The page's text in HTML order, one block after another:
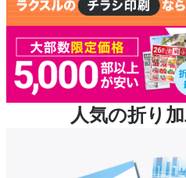
人気の折り